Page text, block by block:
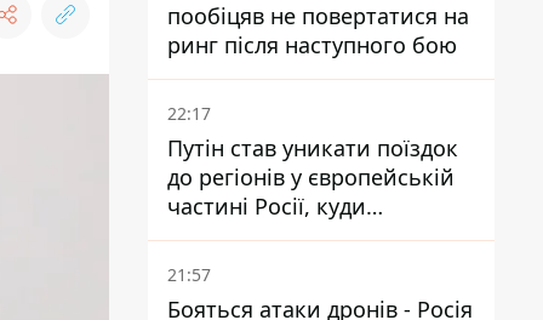
пообіцяв не повертатися на
ринг після наступного бою
22:17
Путін став уникати поїздок
до регіонів у європейській
частині Росії, куди
регулярно долітають дрони
21:57
Бояться атаки дронів - Росія